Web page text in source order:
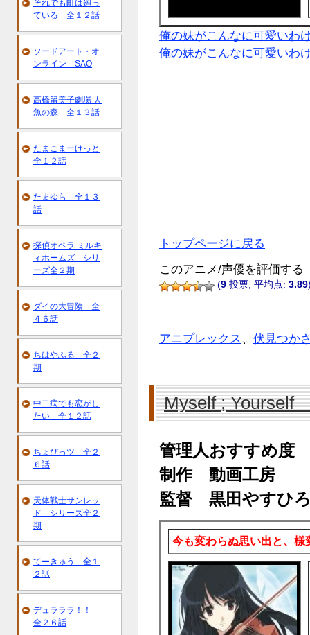
俺の妹がこんなに可愛いわ
俺の妹がこんなに可愛いわ
トップページに戻る
このアニメ/声優を評価する
(9 投票, 平均点: 3.89
アニプレックス 、 伏見つか
Myself ; Yourself
管理人おすすめ
制作 動画工房
監督 黒田やすひ
今も変わらぬ思い出と、様
それでも町は廻っ
ている 全１２話
ソードアート・オ
ンライン SAO
高橋留美子劇場 人
魚の森 全１３話
たまこまーけっと
全１２話
たまゆら 全１３
話
探偵オペラ ミルキ
ィホームズ シリ
ーズ全２期
ダイの大冒険 全
４６話
ちはやふる 全２
期
中二病でも恋がし
たい 全１２話
ちょびっツ 全２
６話
天体戦士サンレッ
ド シリーズ全２
期
てーきゅう 全１
２話
デュラララ！！
全２６話